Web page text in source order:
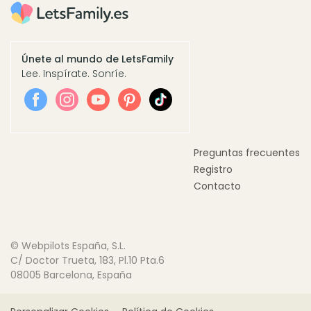
Únete al mundo de LetsFamily
Lee. Inspírate. Sonríe.
Preguntas frecuentes
Registro
Contacto
© Webpilots España, S.L.
C/ Doctor Trueta, 183, Pl.10 Pta.6
08005 Barcelona, España